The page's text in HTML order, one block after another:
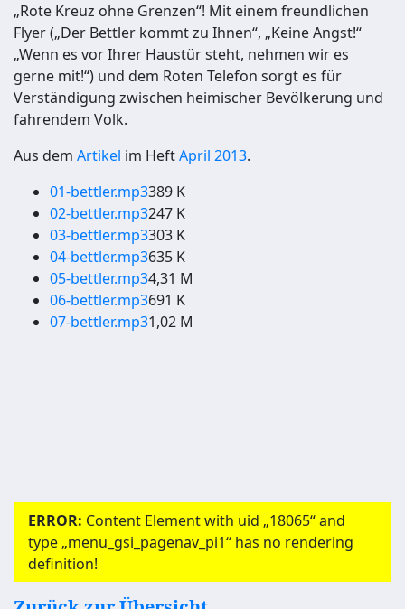
„Rote Kreuz ohne Grenzen“! Mit einem freundlichen
Flyer („Der Bettler kommt zu Ihnen“, „Keine Angst!“
„Wenn es vor Ihrer Haustür steht, nehmen wir es
gerne mit!“) und dem Roten Telefon sorgt es für
Verständigung zwischen heimischer Bevölkerung und
fahrendem Volk.
Aus dem Artikel im HeftApril 2013.
01-bettler.mp3389 K
02-bettler.mp3247 K
03-bettler.mp3303 K
04-bettler.mp3635 K
05-bettler.mp34,31 M
06-bettler.mp3691 K
07-bettler.mp31,02 M
ERROR: Content Element with uid „18065“ and
type „menu_gsi_pagenav_pi1“ has no rendering
definition!